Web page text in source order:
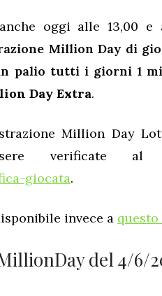
oggi alle 13,00 e
Million Day di
palio tutti i giorni 1
Day Extra.
Million Day
verificate
giocata.
invece a
del 4/6/